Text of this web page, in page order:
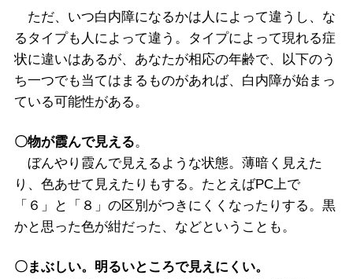
ただ、いつ白内障になるかは人によって違うし、な
るタイプも人によって違う。タイプによって現れる症
状に違いはあるが、あなたが相応の年齢で、以下のう
ち一つでも当てはまるものがあれば、白内障が始まっ
ている可能性がある。
〇物が霞んで見える。
ぼんやり霞んで見えるような状態。薄暗く見えた
り、色あせて見えたりもする。たとえばPC上で
「６」と「８」の区別がつきにくくなったりする。黒
かと思った色が紺だった、などということも。
〇まぶしい。明るいところで見えにくい。